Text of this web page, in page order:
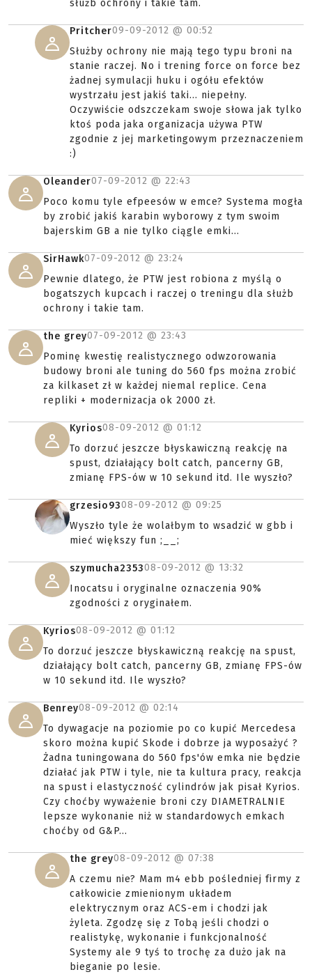
służb ochrony i takie tam.
Pritcher09-09-2012 @ 00:52
Służby ochrony nie mają tego typu broni na
stanie raczej. No i trening force on force bez
żadnej symulacji huku i ogółu efektów
wystrzału jest jakiś taki... niepełny.
Oczywiście odszczekam swoje słowa jak tylko
ktoś poda jaka organizacja używa PTW
zgodnie z jej marketingowym przeznaczeniem
:)
Oleander07-09-2012 @ 22:43
Poco komu tyle efpeesów w emce? Systema mogła
by zrobić jakiś karabin wyborowy z tym swoim
bajerskim GB a nie tylko ciągle emki...
SirHawk07-09-2012 @ 23:24
Pewnie dlatego, że PTW jest robiona z myślą o
bogatszych kupcach i raczej o treningu dla służb
ochrony i takie tam.
the grey07-09-2012 @ 23:43
Pominę kwestię realistycznego odwzorowania
budowy broni ale tuning do 560 fps można zrobić
za kilkaset zł w każdej niemal replice. Cena
repliki + modernizacja ok 2000 zł.
Kyrios08-09-2012 @ 01:12
To dorzuć jeszcze błyskawiczną reakcję na
spust, działający bolt catch, pancerny GB,
zmianę FPS-ów w 10 sekund itd. Ile wyszło?
grzesio9308-09-2012 @ 09:25
Wyszło tyle że wolałbym to wsadzić w gbb i
mieć większy fun ;__;
szymucha235308-09-2012 @ 13:32
Inocatsu i oryginalne oznaczenia 90%
zgodności z oryginałem.
Kyrios08-09-2012 @ 01:12
To dorzuć jeszcze błyskawiczną reakcję na spust,
działający bolt catch, pancerny GB, zmianę FPS-ów
w 10 sekund itd. Ile wyszło?
Benrey08-09-2012 @ 02:14
To dywagacje na poziomie po co kupić Mercedesa
skoro można kupić Skode i dobrze ja wyposażyć ?
Żadna tuningowana do 560 fps'ów emka nie będzie
działać jak PTW i tyle, nie ta kultura pracy, reakcja
na spust i elastyczność cylindrów jak pisał Kyrios.
Czy choćby wyważenie broni czy DIAMETRALNIE
lepsze wykonanie niż w standardowych emkach
choćby od G&P...
the grey08-09-2012 @ 07:38
A czemu nie? Mam m4 ebb pośledniej firmy z
całkowicie zmienionym układem
elektrycznym oraz ACS-em i chodzi jak
żyleta. Zgodzę się z Tobą jeśli chodzi o
realistykę, wykonanie i funkcjonalność
Systemy ale 9 tyś to trochę za dużo jak na
bieganie po lesie.